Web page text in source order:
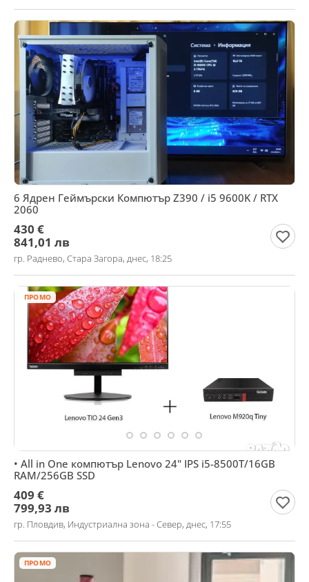
6 Ядрен Геймърски Компютър Z390 / i5 9600K / RTX
2060
430 €
841,01 лв
гр. Раднево, Стара Загора, днес, 18:25
ПРОМО
• All in One компютър Lenovo 24" IPS i5-8500T/16GB
RAM/256GB SSD
409 €
799,93 лв
гр. Пловдив, Индустриална зона - Север, днес, 17:55
ПРОМО